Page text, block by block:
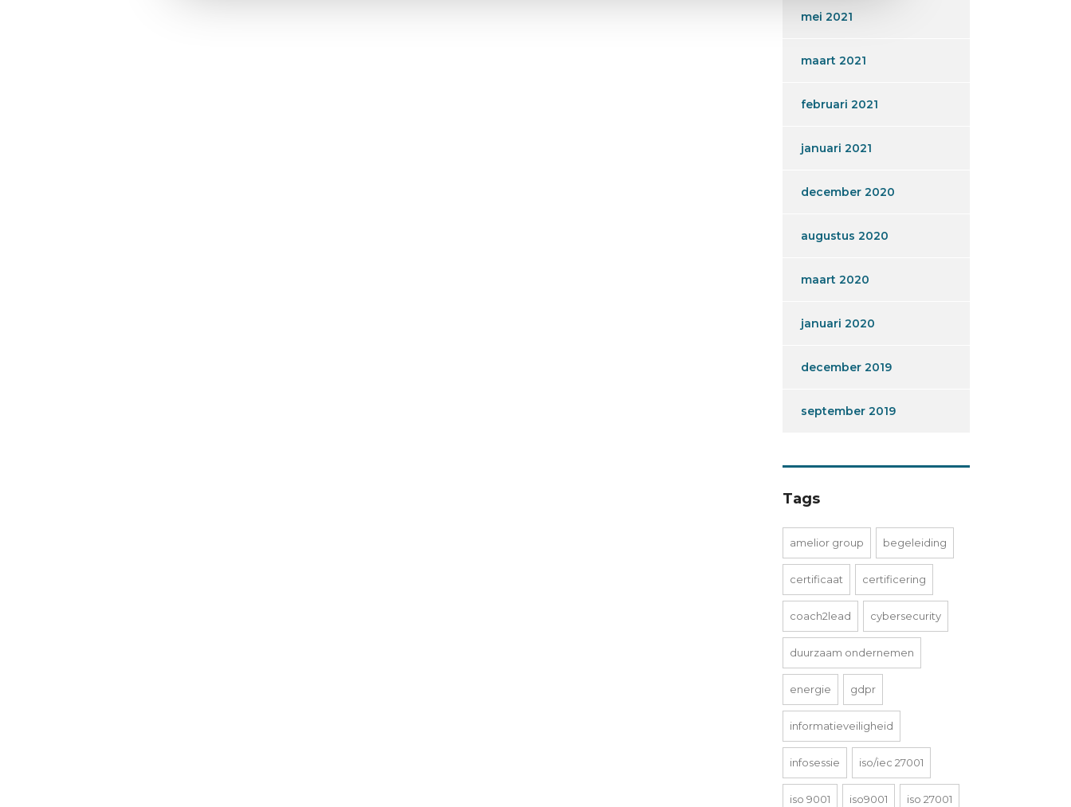
mei 2021
maart 2021
februari 2021
januari 2021
december 2020
augustus 2020
maart 2020
januari 2020
december 2019
september 2019
Tags
amelior group begeleiding
certificaat certificering
coach2lead cybersecurity
duurzaam ondernemen
energie gdpr
informatieveiligheid
infosessie iso/iec 27001
iso 9001 iso9001 iso 27001